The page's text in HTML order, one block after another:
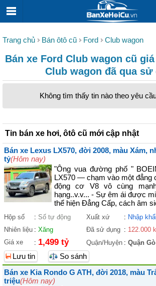
Trang chủ Bán ôtô cũ Ford Club wagon
Bán xe Ford Club wagon cũ
Club wagon đã qua sử
Không tìm thấy tin nào theo yêu
Tin bán xe hơi, ôtô cũ mới cập nhật
Bán xe Lexus LX570, đời 2008, màu Xám,
tỷ(Hôm nay)
"Ông vua đường phố "
LX570 — chạm vào một đẳng
động cơ V8 vô cùng
hạng..v.v... - Sự êm ái được
thể hiện Đẳng Cấp, cách âm
Hộp số : Số tự động Xuất xứ : Nhập
Nhiên liệu : Xăng Đã sử dụng : 122.000
Giá xe
: 1,499 tỷ Quận/Huyện : Quận
Lưu tin
So sánh
Bán xe Kia Rondo G ATH, đời 2018, màu
triệu(Hôm nay)